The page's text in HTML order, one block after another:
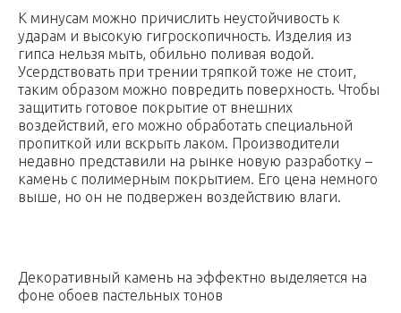
К минусам можно причислить неустойчивость к
ударам и высокую гигроскопичность. Изделия из
гипса нельзя мыть, обильно поливая водой.
Усердствовать при трении тряпкой тоже не стоит,
таким образом можно повредить поверхность. Чтобы
защитить готовое покрытие от внешних
воздействий, его можно обработать специальной
пропиткой или вскрыть лаком. Производители
недавно представили на рынке новую разработку –
камень с полимерным покрытием. Его цена немного
выше, но он не подвержен воздействию влаги.
Декоративный камень на эффектно выделяется на
фоне обоев пастельных тонов